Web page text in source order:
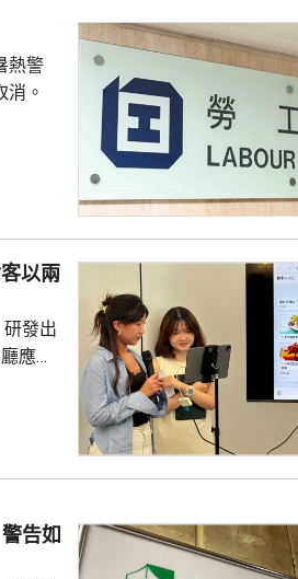
熱警
。
以兩
發出
應
可讓
上搜尋
速推
告如